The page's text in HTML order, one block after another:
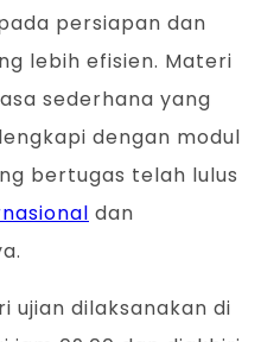
persiapan dan
lebih efisien. Materi
sederhana yang
dengan modul
bertugas telah lulus
dan
ujian dilaksanakan di